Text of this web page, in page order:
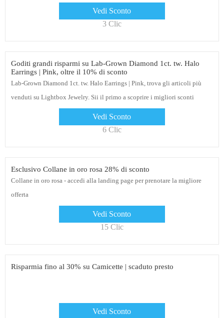
Vedi Sconto
3 Clic
Goditi grandi risparmi su Lab-Grown Diamond 1ct. tw. Halo
Earrings | Pink, oltre il 10% di sconto
Lab-Grown Diamond 1ct. tw. Halo Earrings | Pink, trova gli articoli più
venduti su Lightbox Jewelry. Sii il primo a scoprire i migliori sconti
Vedi Sconto
6 Clic
Esclusivo Collane in oro rosa 28% di sconto
Collane in oro rosa - accedi alla landing page per prenotare la migliore
offerta
Vedi Sconto
15 Clic
Risparmia fino al 30% su Camicette | scaduto presto
Vedi Sconto